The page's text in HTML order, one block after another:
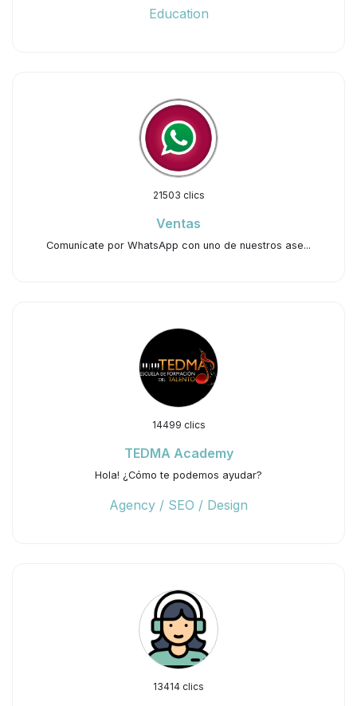
Education
21503 clics
Ventas
Comunícate por WhatsApp con uno de nuestros ase...
14499 clics
TEDMA Academy
Hola! ¿Cómo te podemos ayudar?
Agency / SEO / Design
13414 clics